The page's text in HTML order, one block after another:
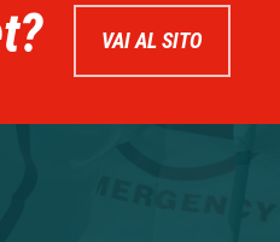
VAI AL SITO